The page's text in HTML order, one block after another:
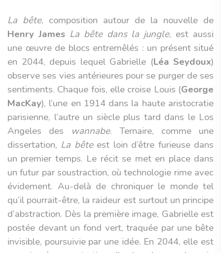
La bête, composition autour de la nouvelle de
Henry James La bête dans la jungle, est aussi
une œuvre de blocs entremêlés : un présent situé
en 2044, depuis lequel Gabrielle (Léa Seydoux)
observe ses vies antérieures pour se purger de ses
sentiments. Chaque fois, elle croise Louis (George
MacKay), l’une en 1914 dans la haute aristocratie
parisienne, l’autre un siècle plus tard dans le Los
Angeles des
wannabe. Ternaire, comme une
dissertation, La bêteest loin d’être furieuse dans
un premier temps. Le récit se met en place dans
un futur par soustraction, où technologie rime avec
évidement. Au-delà de chroniquer le monde tel
qu’il pourrait-être, la raideur est surtout un principe
d’abstraction. Dès la première image, Gabrielle est
postée devant un fond vert, traquée par une bête
invisible, poursuivie par une idée. En 2044, elle est